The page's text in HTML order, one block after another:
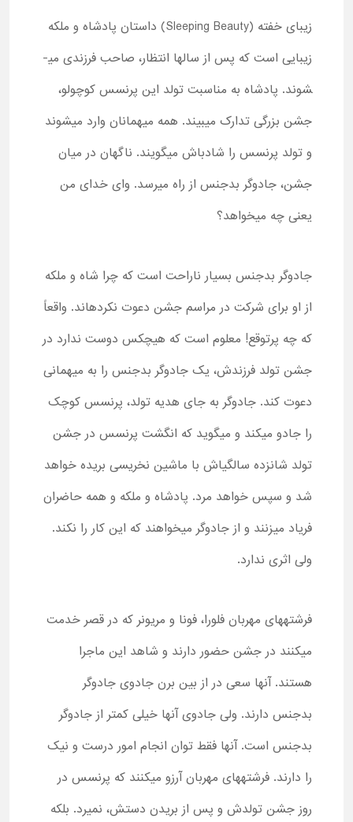
زیبای خفته (Sleeping Beauty) داستان پادشاه و ملکه
زیبایی است که پس از سال­ها انتظار، صاحب فرزندی می­
شوند. پادشاه به مناسبت تولد این پرنسس کوچولو،
جشن بزرگی تدارک می­بیند. همه میهمانان وارد می­شوند
و تولد پرنسس را شادباش می­گویند. ناگهان در میان
جشن، جادوگر بدجنس از راه می­رسد. وای خدای من
یعنی چه می­خواهد؟
جادوگر بدجنس بسیار ناراحت است که چرا شاه و ملکه
از او برای شرکت در مراسم جشن دعوت نکرده­اند. واقعاً
که چه پرتوقع! معلوم است که هیچکس دوست ندارد در
جشن تولد فرزندش، یک جادوگر بدجنس را به میهمانی
دعوت کند. جادوگر به جای هدیه تولد، پرنسس کوچک
را جادو می­کند و می­گوید که انگشت پرنسس در جشن
تولد شانزده سالگی­اش با ماشین نخریسی بریده خواهد
شد و سپس خواهد مرد. پادشاه و ملکه و همه حاضران
فریاد می­زنند و از جادوگر می­خواهند که این کار را نکند.
ولی اثری ندارد.
فرشته­های مهربان فلورا، فونا و مریونر که در قصر خدمت
می­کنند در جشن حضور دارند و شاهد این ماجرا
هستند. آن­ها سعی در از بین برن جادوی جادوگر
بدجنس دارند. ولی جادوی آن­ها خیلی کمتر از جادوگر
بدجنس است. آن­ها فقط توان انجام امور درست و نیک
را دارند. فرشته­های مهربان آرزو می­کنند که پرنسس در
روز جشن تولدش و پس از بریدن دستش، نمیرد. بلکه